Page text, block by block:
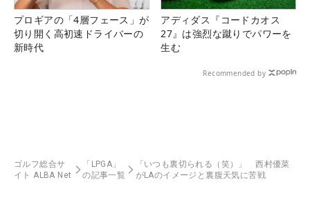
プロギアの「4層フェース」が
切り開く高初速ドライバーの
新時代
アディダス『コードカオス
27』は強烈な蹴りでパワーを
生む
Recommended by
ゴルフ総合サ
イト ALBA Net
「LPGA」
の記事一覧
「いつも裏切られる（笑）」 西村優菜
がLAのイメージと裏腹天気に苦戦